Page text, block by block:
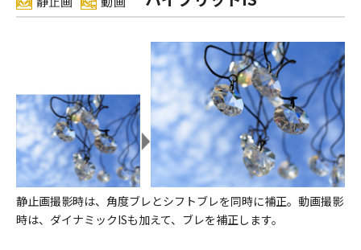
静止画撮影時は、角度ブレとシフトブレを同時に補正。動画撮影
時は、ダイナミックISも加えて、ブレを補正します。